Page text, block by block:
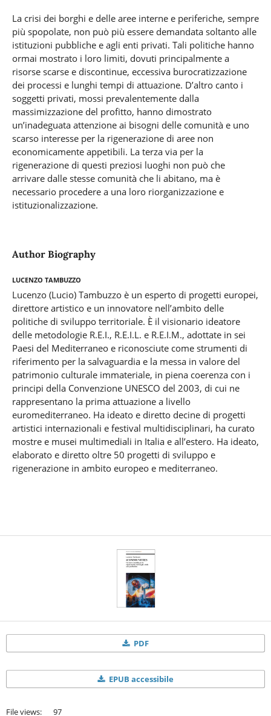
La crisi dei borghi e delle aree interne e periferiche, sempre
più spopolate, non può più essere demandata soltanto alle
istituzioni pubbliche e agli enti privati. Tali politiche hanno
ormai mostrato i loro limiti, dovuti principalmente a
risorse scarse e discontinue, eccessiva burocratizzazione
dei processi e lunghi tempi di attuazione. D’altro canto i
soggetti privati, mossi prevalentemente dalla
massimizzazione del profitto, hanno dimostrato
un’inadeguata attenzione ai bisogni delle comunità e uno
scarso interesse per la rigenerazione di aree non
economicamente appetibili. La terza via per la
rigenerazione di questi preziosi luoghi non può che
arrivare dalle stesse comunità che li abitano, ma è
necessario procedere a una loro riorganizzazione e
istituzionalizzazione.
Author Biography
Lucenzo Tambuzzo
Lucenzo (Lucio) Tambuzzo è un esperto di progetti europei,
direttore artistico e un innovatore nell’ambito delle
politiche di sviluppo territoriale. È il visionario ideatore
delle metodologie R.E.I., R.E.I.L. e R.E.I.M., adottate in sei
Paesi del Mediterraneo e riconosciute come strumenti di
riferimento per la salvaguardia e la messa in valore del
patrimonio culturale immateriale, in piena coerenza con i
principi della Convenzione UNESCO del 2003, di cui ne
rappresentano la prima attuazione a livello
euromediterraneo. Ha ideato e diretto decine di progetti
artistici internazionali e festival multidisciplinari, ha curato
mostre e musei multimediali in Italia e all’estero. Ha ideato,
elaborato e diretto oltre 50 progetti di sviluppo e
rigenerazione in ambito europeo e mediterraneo.
PDF
EPUB accessibile
File views: 97